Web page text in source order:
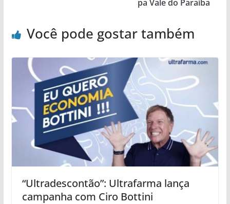
pa Vale do Paraíba
Você pode gostar também
“Ultradescontão”: Ultrafarma lança
campanha com Ciro Bottini